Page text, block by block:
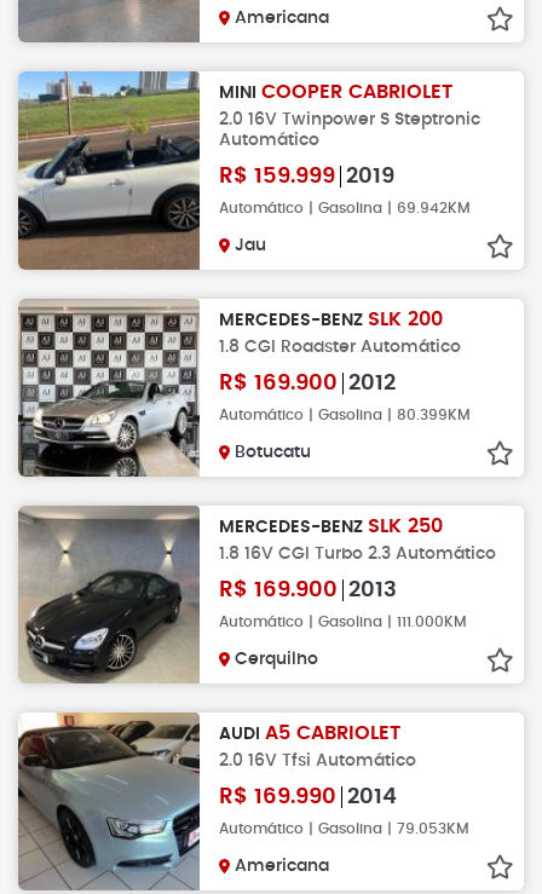
Americana
MINI COOPER CABRIOLET
2.0 16V Twinpower S Steptronic
Automático
R$ 159.999 2019
Automático | Gasolina | 69.942KM
Jau
MERCEDES-BENZ SLK 200
1.8 CGI Roadster Automático
R$ 169.900 2012
Automático | Gasolina | 80.399KM
Botucatu
MERCEDES-BENZ SLK 250
1.8 16V CGI Turbo 2.3 Automático
R$ 169.900 2013
Automático | Gasolina | 111.000KM
Cerquilho
AUDI A5 CABRIOLET
2.0 16V Tfsi Automático
R$ 169.990 2014
Automático | Gasolina | 79.053KM
Americana